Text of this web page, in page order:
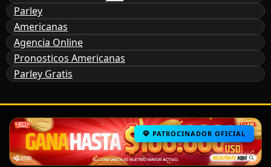
Parley
Americanas
Agencia Online
Pronosticos Americanas
Parley Gratis
PATROCINADOR OFICIAL